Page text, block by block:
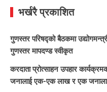
भर्खरै प्रकाशित
गुणस्तर परिषद्को बैठकमा
गुणस्तर मापदण्ड स्वीकृत
करदाता प्रोत्साहन उपहार
जनालाई एक-एक लाख र एक